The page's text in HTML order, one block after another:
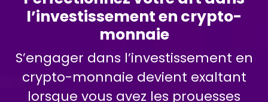
l’investissement en crypto-
monnaie
S’engager dans l’investissement en
crypto-monnaie devient exaltant
lorsque vous avez les prouesses